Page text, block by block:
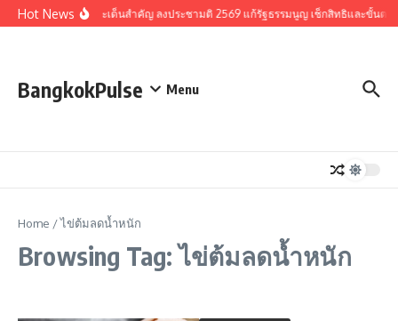
Skip to content
Hot Newsรวมประเด็นสำคัญ ลงประชามติ 2569 แก้รัฐธรรมนูญ เช็กสิทธิและขั้นตอ
BangkokPulse Menu
Home /ไข่ต้มลดน้ำหนัก
Browsing Tag: ไข่ต้มลดน้ำหนัก